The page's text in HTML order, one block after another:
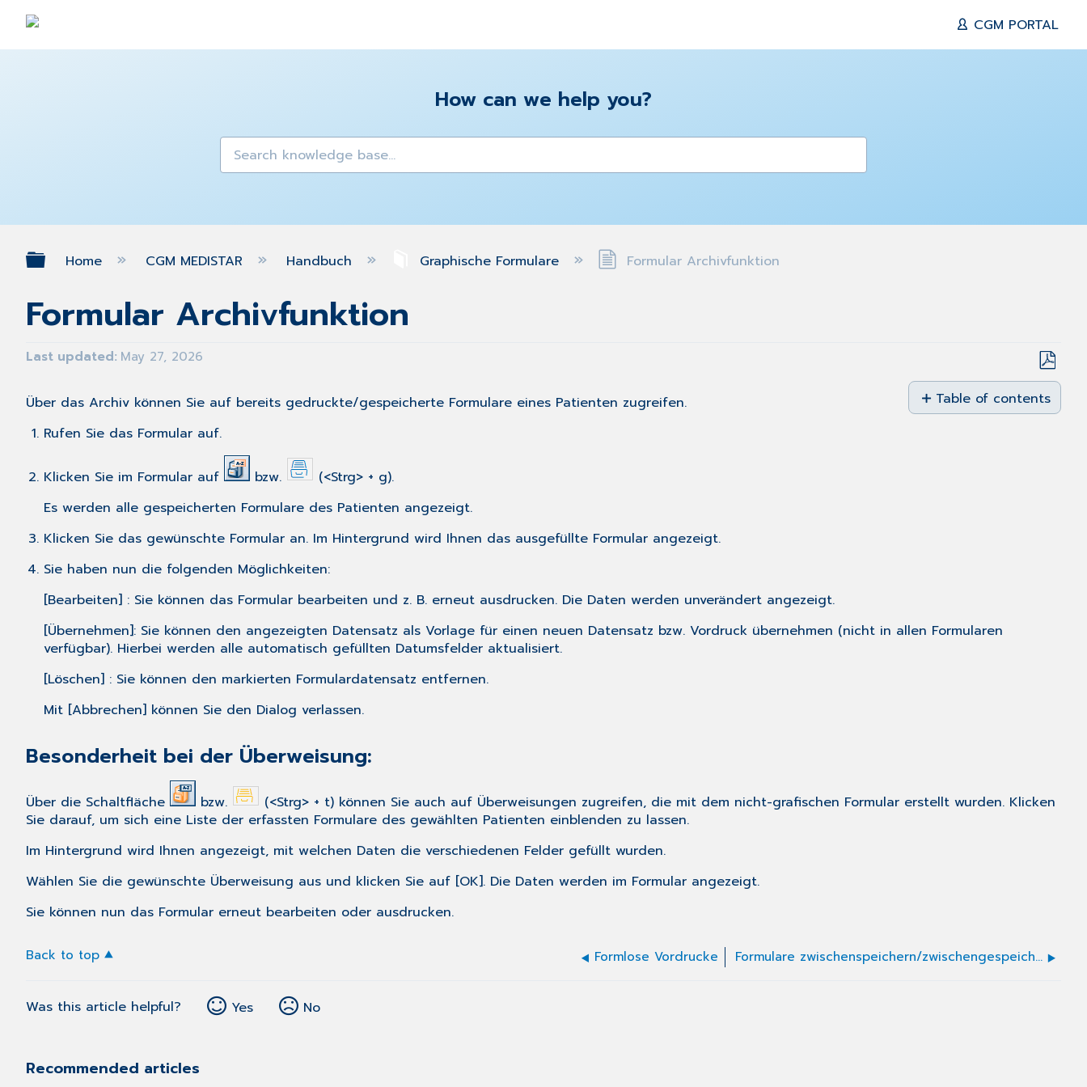
CGM PORTAL
How can we help you?
Expand/collapse global hierarchy
Home CGM MEDISTAR Handbuch Graphische Formulare Formular Archivfunktion
Formular Archivfunktion
Last updated May 27, 2026
Save
as
PDF
Table of contents
Über das Archiv können Sie auf bereits gedruckte/gespeicherte Formulare eines Patienten zugreifen.
Rufen Sie das Formular auf.
Klicken Sie im Formular auf bzw.
(<Strg> + g).
Es werden alle gespeicherten Formulare des Patienten angezeigt.
Klicken Sie das gewünschte Formular an. Im Hintergrund wird Ihnen das ausgefüllte Formular angezeigt.
Sie haben nun die folgenden Möglichkeiten:
[Bearbeiten] : Sie können das Formular bearbeiten und z. B. erneut ausdrucken. Die Daten werden unverändert angezeigt.
[Übernehmen]: Sie können den angezeigten Datensatz als Vorlage für einen neuen Datensatz bzw. Vordruck übernehmen (nicht in allen Formularen
verfügbar). Hierbei werden alle automatisch gefüllten Datumsfelder aktualisiert.
[Löschen] : Sie können den markierten Formulardatensatz entfernen.
Mit [Abbrechen] können Sie den Dialog verlassen.
Besonderheit bei der Überweisung:
Über die Schaltfläche bzw.
(<Strg> + t) können Sie auch auf Überweisungen zugreifen, die mit dem nicht-grafischen Formular erstellt wurden. Klicken
Sie darauf, um sich eine Liste der erfassten Formulare des gewählten Patienten einblenden zu lassen.
Im Hintergrund wird Ihnen angezeigt, mit welchen Daten die verschiedenen Felder gefüllt wurden.
Wählen Sie die gewünschte Überweisung aus und klicken Sie auf [OK]. Die Daten werden im Formular angezeigt.
Sie können nun das Formular erneut bearbeiten oder ausdrucken.
Back to top Formlose Vordrucke Formulare zwischenspeichern/zwischengespeichertes Formular aufrufen
Was this article helpful? Yes No
Recommended articles